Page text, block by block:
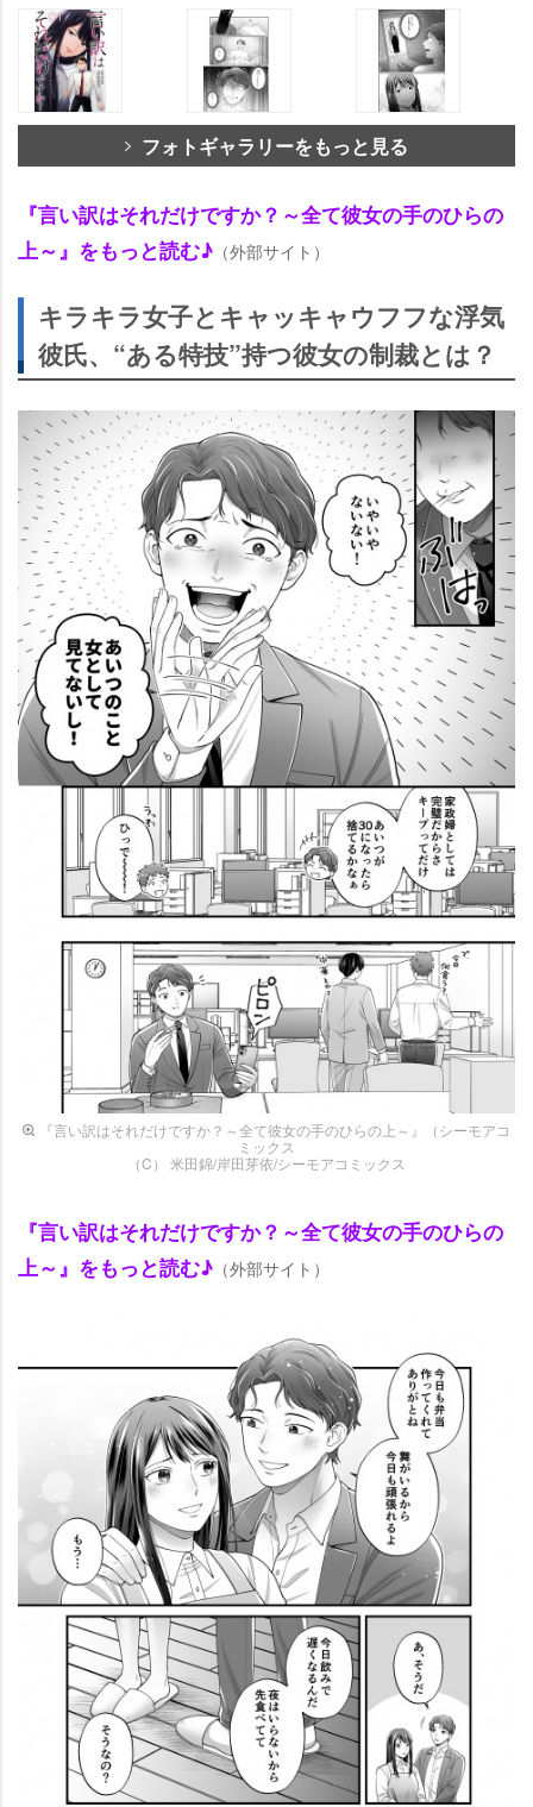
フォトギャラリーをもっと見る
『言い訳はそれだけですか？～全て彼女の手のひらの
上～』をもっと読む♪ （外部サイト）
キラキラ女子とキャッキャウフフな浮気
彼氏、“ある特技”持つ彼女の制裁とは？
『言い訳はそれだけですか？～全て彼女の手のひらの上～』（シーモアコ
ミックス
（C） 米田錦/岸田芽依/シーモアコミックス
『言い訳はそれだけですか？～全て彼女の手のひらの
上～』をもっと読む♪ （外部サイト）